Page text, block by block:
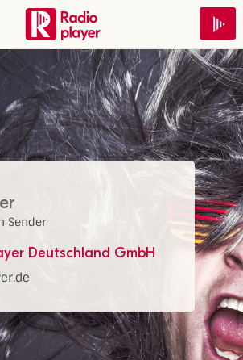
Sender
Deutschland GmbH